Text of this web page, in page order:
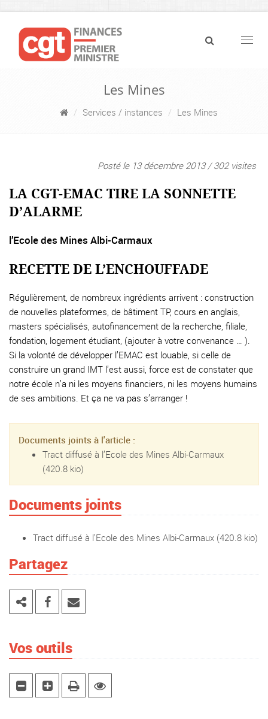
Les Mines
Services / instances Les Mines
Posté le 13 décembre 2013 / 302 visites
LA CGT-EMAC TIRE LA SONNETTE
D’ALARME
l’Ecole des Mines Albi-Carmaux
RECETTE DE L’ENCHOUFFADE
Régulièrement, de nombreux ingrédients arrivent : construction
de nouvelles plateformes, de bâtiment TP, cours en anglais,
masters spécialisés, autofinancement de la recherche, filiale,
fondation, logement étudiant, (ajouter à votre convenance … ).
Si la volonté de développer l’EMAC est louable, si celle de
construire un grand IMT l’est aussi, force est de constater que
notre école n’a ni les moyens financiers, ni les moyens humains
de ses ambitions. Et ça ne va pas s’arranger !
Documents joints à l'article :
Tract diffusé à l’Ecole des Mines Albi-Carmaux
(420.8 kio)
Documents joints
Tract diffusé à l’Ecole des Mines Albi-Carmaux (420.8 kio)
Partagez
Vos outils